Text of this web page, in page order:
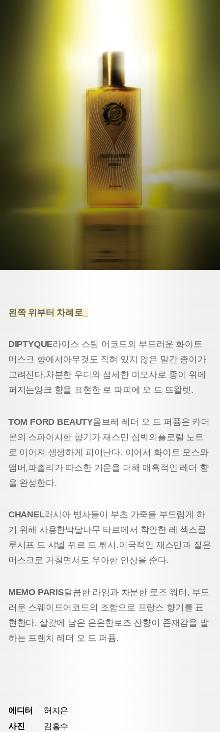
왼쪽 위부터 차례로_
DIPTYQUE라이스 스팀 어코드의 부드러운 화이트
머스크 향에서 아무것도 적혀 있지 않은 말간 종이가
그려진다.차분한 우디와 섬세한 미모사로 종이 위에
퍼지는잉크 향을 표현한 로 파피에 오 드 뜨왈렛.
TOM FORD BEAUTY옴브레 레더 오 드 퍼퓸은 카더
몬의 스파이시한 향기가 재스민 삼박의 플로럴 노트
로 이어져 생생하게 피어난다. 이어서 화이트 모스와
앰버,파촐리가 따스한 기운을 더해 매혹적인 레더 향
을 완성한다.
CHANEL러시아 병사들이 부츠 가죽을 부드럽게 하
기 위해 사용한박달나무 타르에서 착안한 레 젝스클
루시프 드 샤넬 뀌르 드 뤼시.이국적인 재스민과 짙은
머스크로 거칠면서도 우아한 인상을 준다.
MEMO PARIS달콤한 라임과 차분한 로즈 워터, 부드
러운 스웨이드어코드의 조합으로 프랑스 향기를 표
현한다. 살갗에 남은 은은한로즈 잔향이 존재감을 발
하는 프렌치 레더 오 드 퍼퓸.
에디터
허지은
사진
김흥수